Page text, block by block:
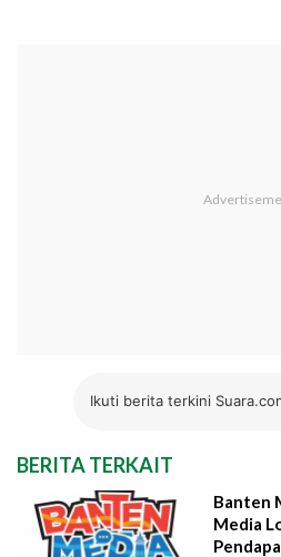
Ikuti berita terkini
BERITA TERKAIT
Banten
Media